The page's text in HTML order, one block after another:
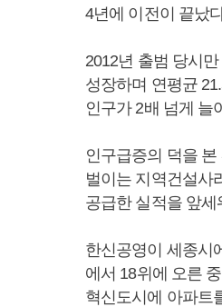
4년에 이전이 끝났
2012년 출범 당시
성장하며 연평균
인구가 2배 넘게 늘
인구급증의 덕을
벌이는 지역건설사
공급한 실적을 앞
한신공영이 세종시
에서 18위에 오른
혁신도시에 아파트